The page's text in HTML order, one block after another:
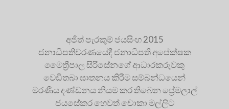
අජිත් පැරකුම් ජයසිංහ 2015
ජනාධිපතිවරණයේදී ජනාධිපති අපේක්ෂක
මෛත්‍රීපාල සිරිසේනගේ ආධාරකරුවකු
වෙඩිතබා ඝාතනය කිරීම සම්බන්ධයෙන්
මරණීය දණ්ඩනය නියම කර තිබෙන ප්‍රේමලාල්
ජයසේකර හෙවත් චොකා මල්ලිට